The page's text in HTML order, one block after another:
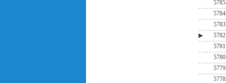
5785
5784
5783
▶
5782
5781
5780
5779
5778